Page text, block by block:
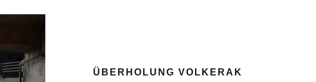
ÜBERHOLUNG VOLKERAK